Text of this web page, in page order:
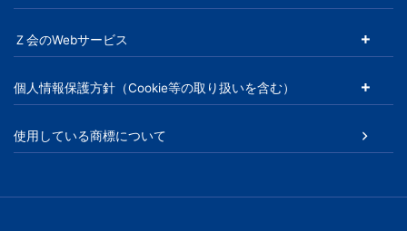
以
上
の
差
Ｚ会のWebサービス
個人情報保護方針（Cookie等の取り扱いを含む）
使用している商標について